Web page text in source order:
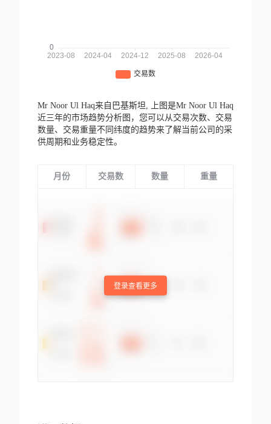
Mr Noor Ul Haq来自巴基斯坦,
上图是Mr Noor Ul Haq
近三年的市场趋势分析图，您可以从交易次数、交易
数量、交易重量不同纬度的趋势来了解当前公司的采
供周期和业务稳定性。
月份 交易数 数量 重量
登录查看更多